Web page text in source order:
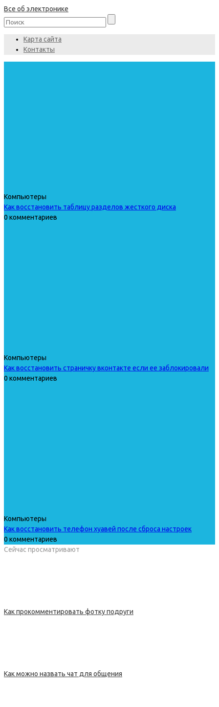
Все об электронике
Карта сайта
Контакты
Компьютеры
Как восстановить таблицу разделов жесткого диска
0 комментариев
Компьютеры
Как восстановить страничку вконтакте если ее заблокировали
0 комментариев
Компьютеры
Как восстановить телефон хуавей после сброса настроек
0 комментариев
Сейчас просматривают
Как прокомментировать фотку подруги
Как можно назвать чат для общения